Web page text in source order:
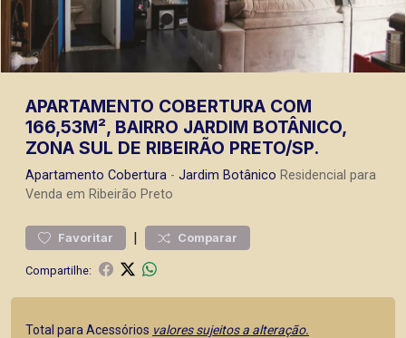
APARTAMENTO COBERTURA COM
166,53M², BAIRRO JARDIM BOTÂNICO,
ZONA SUL DE RIBEIRÃO PRETO/SP.
Apartamento Cobertura - Jardim Botânico Residencial para
Venda em Ribeirão Preto
Favoritar | Comparar
Compartilhe:
Total para Acessórios valores sujeitos a alteração.